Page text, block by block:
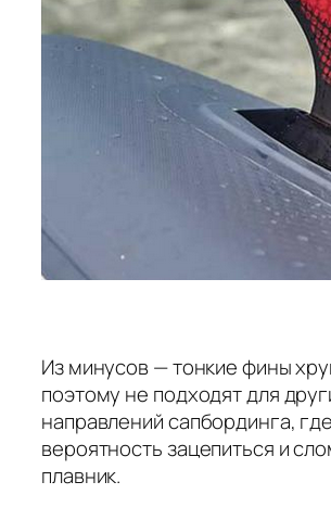
Из минусов — тонкие фины
поэтому не подходят для
направлений сапбординга,
вероятность зацепиться и
плавник.